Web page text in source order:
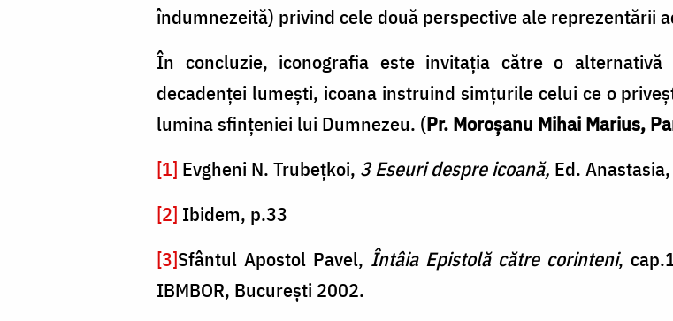
îndumnezeită) privind cele două perspective ale reprezentării
În concluzie, iconografia este invitația către o alternativă
decadenței lumești, icoana instruind simțurile celui ce o
lumina sfințeniei lui Dumnezeu. (Pr. Moroșanu Mihai Marius,
[1] Evgheni N. Trubețkoi, 3 Eseuri despre icoană, Ed.
[2] Ibidem, p.33
[3]Sfântul Apostol Pavel, Întâia Epistolă către corinteni,
IBMBOR, București 2002.